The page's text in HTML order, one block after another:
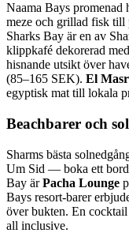
Naama Bays promenad
meze och grillad fisk till
Sharks Bay är en av
klippkafé dekorerad
hisnande utsikt över
(85–165 SEK). El
egyptisk mat till lokala
Beachbarer och
Sharms bästa
Um Sid — boka ett bord
Bay ärPacha Lounge
Bays resort-barer
över bukten. En
all inclusive.